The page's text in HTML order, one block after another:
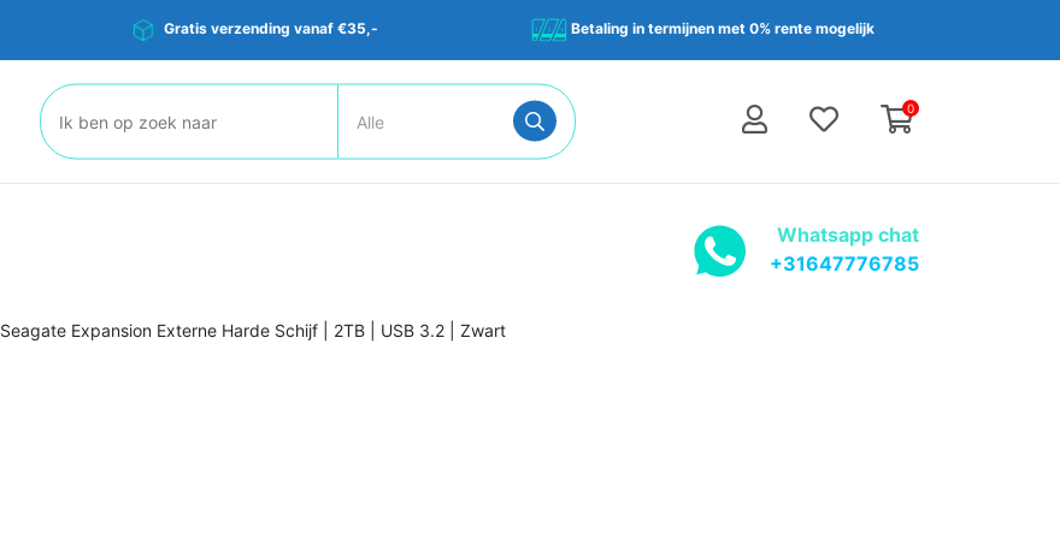
Gratis verzending vanaf €35,- Betaling in termijnen met 0% rente mogelijk
0
Zoeken:
Whatsapp chat
+31647776785
Seagate Expansion Externe Harde Schijf | 2TB | USB 3.2 | Zwart